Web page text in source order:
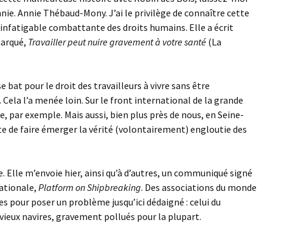
Annie Thébaud-Mony. J’ai le privilège de connaître cette
infatigable combattante des droits humains. Elle a écrit
Travailler peut nuire gravement à votre santé (La
bat pour le droit des travailleurs à vivre sans être
l’a menée loin. Sur le front international de la grande
par exemple. Mais aussi, bien plus près de nous, en Seine-
de faire émerger la vérité (volontairement) engloutie des
Elle m’envoie hier, ainsi qu’à d’autres, un communiqué signé
Platform on Shipbreaking. Des associations du monde
pour poser un problème jusqu’ici dédaigné : celui du
navires, gravement pollués pour la plupart.